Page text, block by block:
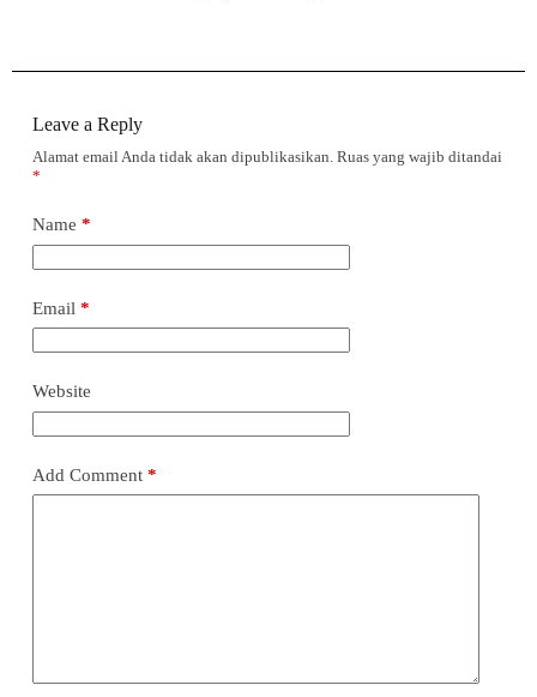
Leave a Reply
Alamat email Anda tidak akan dipublikasikan. Ruas yang wajib ditandai
*
Name *
Email *
Website
Add Comment*